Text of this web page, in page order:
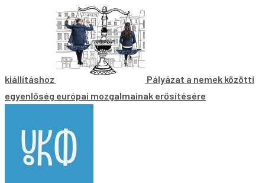
kiállításhoz
Pályázat a nemek közötti
egyenlőség európai mozgalmainak erősítésére